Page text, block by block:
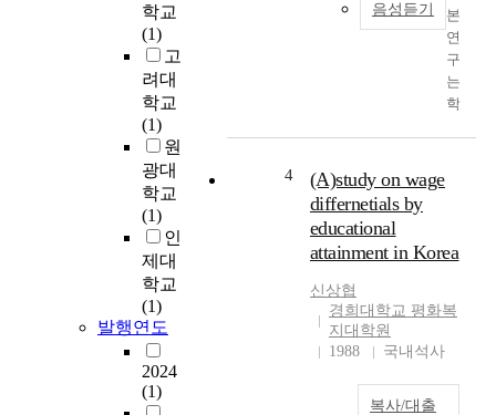
학교
(1)
고
려대
학교
(1)
원
광대
학교
(1)
인
제대
학교
(1)
발행연도
2024
(1)
상
해
예
방
및
지
관
굴
착
과
같
은
에
음성듣기
본
연
구
는
학
성
문
4
(A)study on wage
differnetials by
educational
attainment in Korea
신상협
경희대학교 평화복
지대학원
1988
국내석사
복사/대출